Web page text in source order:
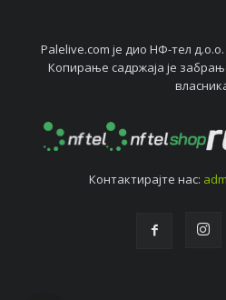
Palelive.com јe дио НФ-тeл
Копирањe садржаја јe
Контактирајтe нас: